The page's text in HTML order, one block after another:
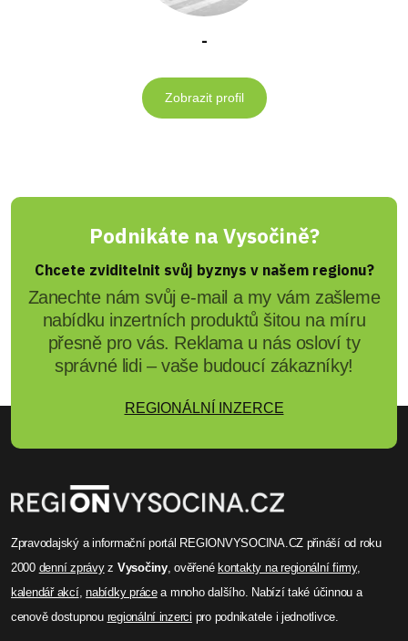
-
Zobrazit profil
Podnikáte na Vysočině?
Chcete zviditelnit svůj byznys v našem regionu?
Zanechte nám svůj e-mail a my vám zašleme
nabídku inzertních produktů šitou na míru
přesně pro vás. Reklama u nás osloví ty
správné lidi – vaše budoucí zákazníky!
REGIONÁLNÍ INZERCE
Zpravodajský a informační portál REGIONVYSOCINA.CZ přináší od roku
2000 denní zprávyz Vysočiny, ověřené kontakty na regionální firmy,
kalendář akcí,nabídky prácea mnoho dalšího. Nabízí také účinnou a
cenově dostupnou regionální inzerci pro podnikatele i jednotlivce.